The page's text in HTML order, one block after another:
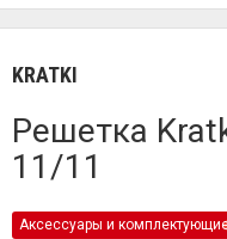
KRATKI
Решетка
11/11
Аксессуары и